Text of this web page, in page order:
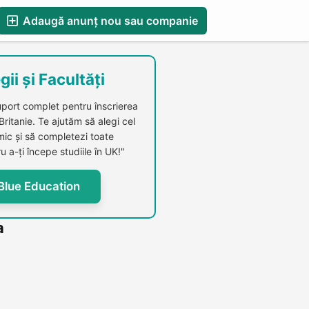
Adaugă anunț nou sau companie
și Facultăți
complet pentru înscrierea
Te ajutăm să alegi cel
și să completezi toate
a-ți începe studiile în UK!"
Education